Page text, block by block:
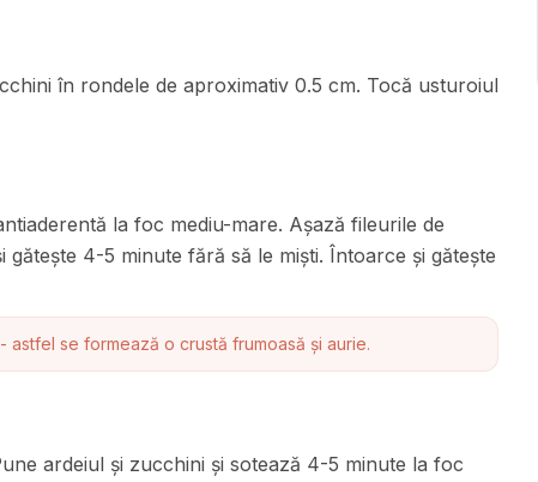
în rondele de aproximativ 0.5 cm. Tocă usturoiul
la foc mediu-mare. Așază fileurile de
4-5 minute fără să le miști. Întoarce și gătește
astfel se formează o crustă frumoasă și aurie.
ardeiul și zucchini și sotează 4-5 minute la foc